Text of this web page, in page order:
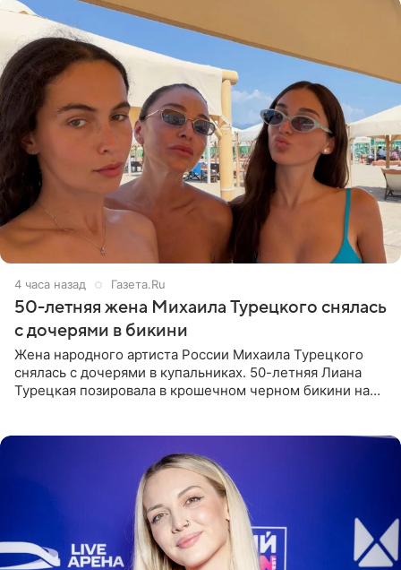
4 часа назад Газета.Ru
50-летняя жена Михаила Турецкого снялась
с дочерями в бикини
Жена народного артиста России Михаила Турецкого
снялась с дочерями в купальниках. 50-летняя Лиана
Турецкая позировала в крошечном черном бикини на